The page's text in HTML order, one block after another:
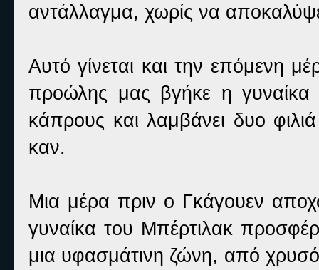
αντάλλαγμα, χωρίς να
Αυτό γίνεται και την επόμενη
προώλης μας βγήκε η γυναίκα
κάπρους και λαμβάνει δυο
καν.
Μια μέρα πριν ο Γκάγουεν
γυναίκα του Μπέρτιλακ
μια υφασμάτινη ζώνη, από χρυσό